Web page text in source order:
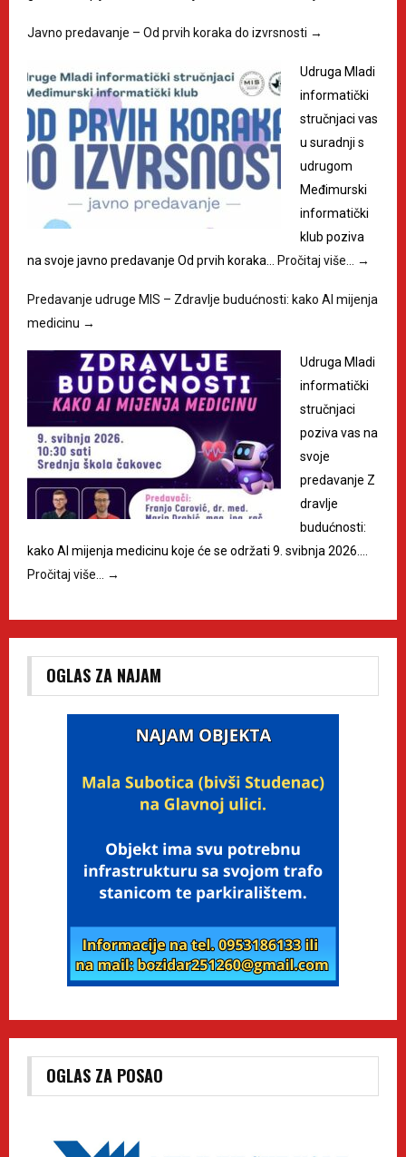
Javno predavanje – Od prvih koraka do izvrsnosti →
Udruga Mladi
informatički
stručnjaci vas
u suradnji s
udrugom
Međimurski
informatički
klub poziva
na svoje javno predavanje Od prvih koraka… Pročitaj više… →
Predavanje udruge MIS – Zdravlje budućnosti: kako AI mijenja
medicinu →
Udruga Mladi
informatički
stručnjaci
poziva vas na
svoje
predavanje Z
dravlje
budućnosti:
kako AI mijenja medicinu koje će se održati 9. svibnja 2026.…
Pročitaj više…
→
OGLAS ZA NAJAM
OGLAS ZA POSAO